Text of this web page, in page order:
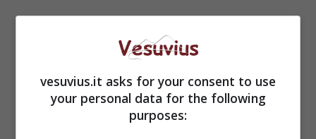
3. La regina non voleva
andare a vivere a
Buckingham Palace
vesuvius.it asks for your consent to use
your personal data for the following
purposes: